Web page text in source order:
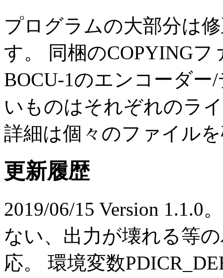
プログラムの大部分は
す。 同梱のCOPYINGフ
BOCU-1のエンコーダ
いものはそれぞれのラ
詳細は個々のファイル
更新履歴
2019/06/15 Version
ない、出力が壊れる等
応。 環境変数